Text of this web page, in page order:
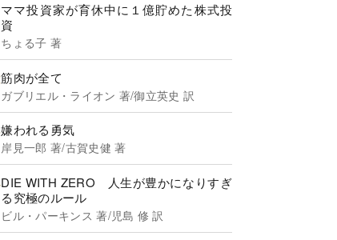
ママ投資家が育休中に１億貯めた株式投
資
ちょる子 著
筋肉が全て
ガブリエル・ライオン 著/御立英史 訳
嫌われる勇気
岸見一郎 著/古賀史健 著
DIE WITH ZERO 人生が豊かになりすぎ
る究極のルール
ビル・パーキンス 著/児島 修 訳